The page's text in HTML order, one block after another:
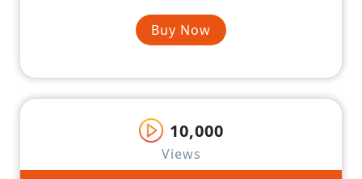
Buy Now
10,000
Views